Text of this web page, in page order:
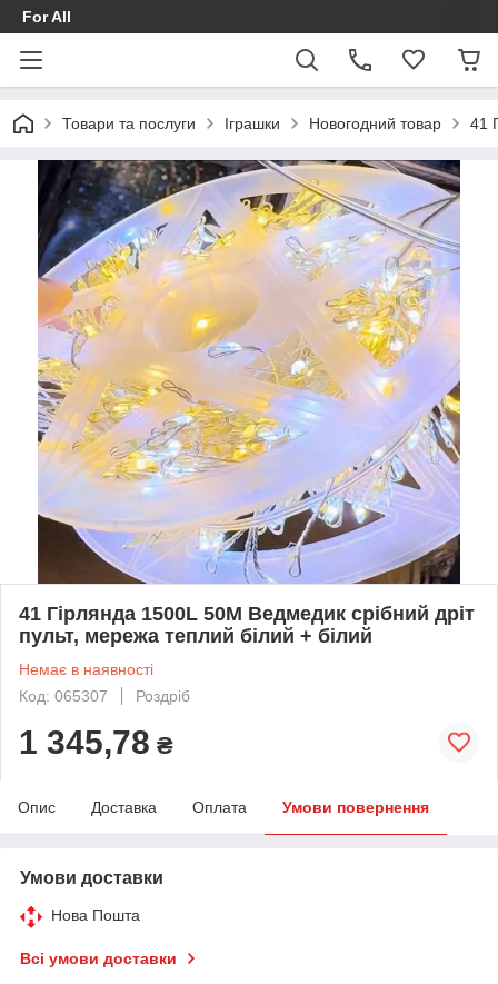
For All
Товари та послуги Іграшки Новогодний товар 41
41 Гірлянда 1500L 50M Ведмедик срібний дріт
пульт, мережа теплий білий + білий
Немає в наявності
Код: 065307
Роздріб
1 345,78 ₴
Опис Доставка Оплата Умови повернення
Умови доставки
Нова Пошта
Всі умови доставки